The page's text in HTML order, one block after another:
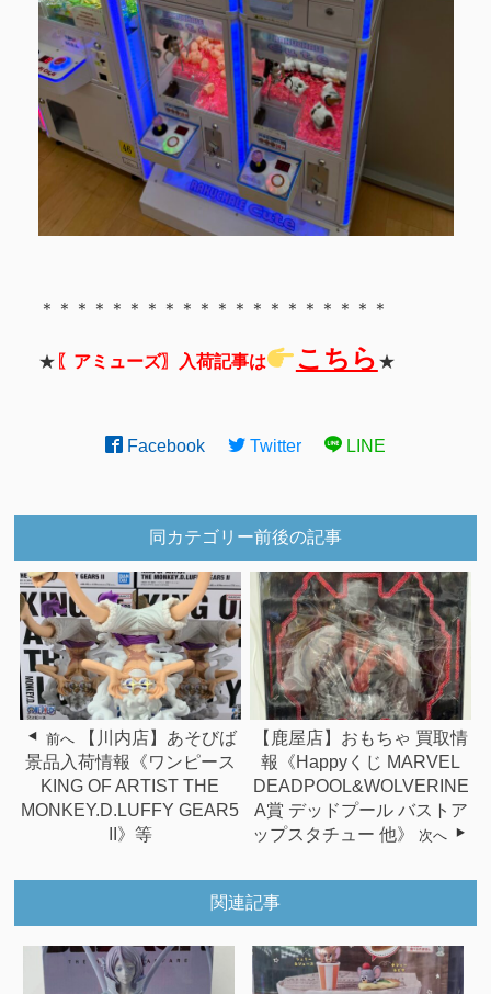
＊＊＊＊＊＊＊＊＊＊＊＊＊＊＊＊＊＊＊＊
★ 〖アミューズ〗入荷記事は こちら ★
Facebook Twitter LINE
同カテゴリー前後の記事
前へ
【川内店】あそびば
景品入荷情報《ワンピース
KING OF ARTIST THE
MONKEY.D.LUFFY GEAR5
II》等
【鹿屋店】おもちゃ 買取情
報《Happyくじ MARVEL
DEADPOOL&WOLVERINE
A賞 デッドプール バストア
ップスタチュー 他》
次へ
関連記事